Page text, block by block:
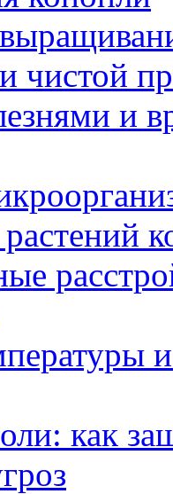
чистой
и
как